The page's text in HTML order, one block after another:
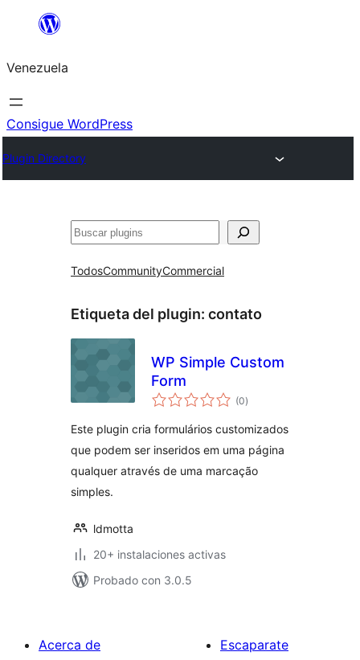
Saltar
contenido
Venezuela
Consigue WordPress
Plugin Directory
Buscar
TodosCommunityCommercial
Etiqueta del plugin: contato
WP Simple Custom
Form
(0total
de
)
Este plugin cria formulários customizados
que podem ser inseridos em uma página
qualquer através de uma marcação
simples.
ldmotta
20+ instalaciones activas
Probado con 3.0.5
Acerca de
Escaparate